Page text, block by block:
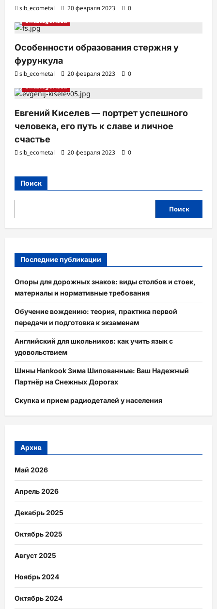
sib_ecometal 20 февраля 2023
0
Uncategorised
Особенности образования стержня у
фурункула
sib_ecometal 20 февраля 2023
0
Uncategorised
Евгений Киселев — портрет успешного
человека, его путь к славе и личное
счастье
sib_ecometal 20 февраля 2023 0
Поиск
Поиск
Последние публикации
Опоры для дорожных знаков: виды столбов и стоек,
материалы и нормативные требования
Обучение вождению: теория, практика первой
передачи и подготовка к экзаменам
Английский для школьников: как учить язык с
удовольствием
Шины Hankook Зима Шипованные: Ваш Надежный
Партнёр на Снежных Дорогах
Скупка и прием радиодеталей у населения
Архив
Май 2026
Апрель 2026
Декабрь 2025
Октябрь 2025
Август 2025
Ноябрь 2024
Октябрь 2024